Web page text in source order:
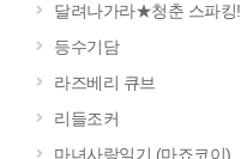
달려나가라★청춘 스파킹!
등수기담
라즈베리 큐브
리들조커
마녀사랑일기 (마죠코이)